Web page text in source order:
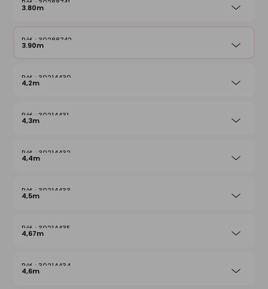
30288741
3.80m
30288742
3.90m
30214430
4,2m
30214431
4,3m
30214432
4,4m
30214433
4,5m
30214435
4,67m
30214434
4,6m